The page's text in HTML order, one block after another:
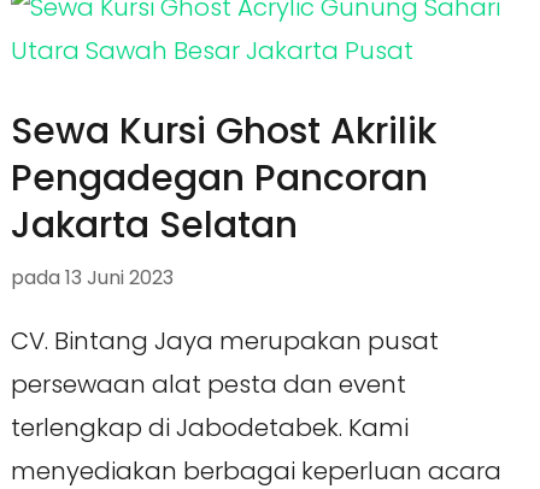
Sewa Kursi Ghost Akrilik
Pengadegan Pancoran
Jakarta Selatan
pada 13 Juni 2023
CV. Bintang Jaya merupakan pusat
persewaan alat pesta dan event
terlengkap di Jabodetabek. Kami
menyediakan berbagai keperluan acara